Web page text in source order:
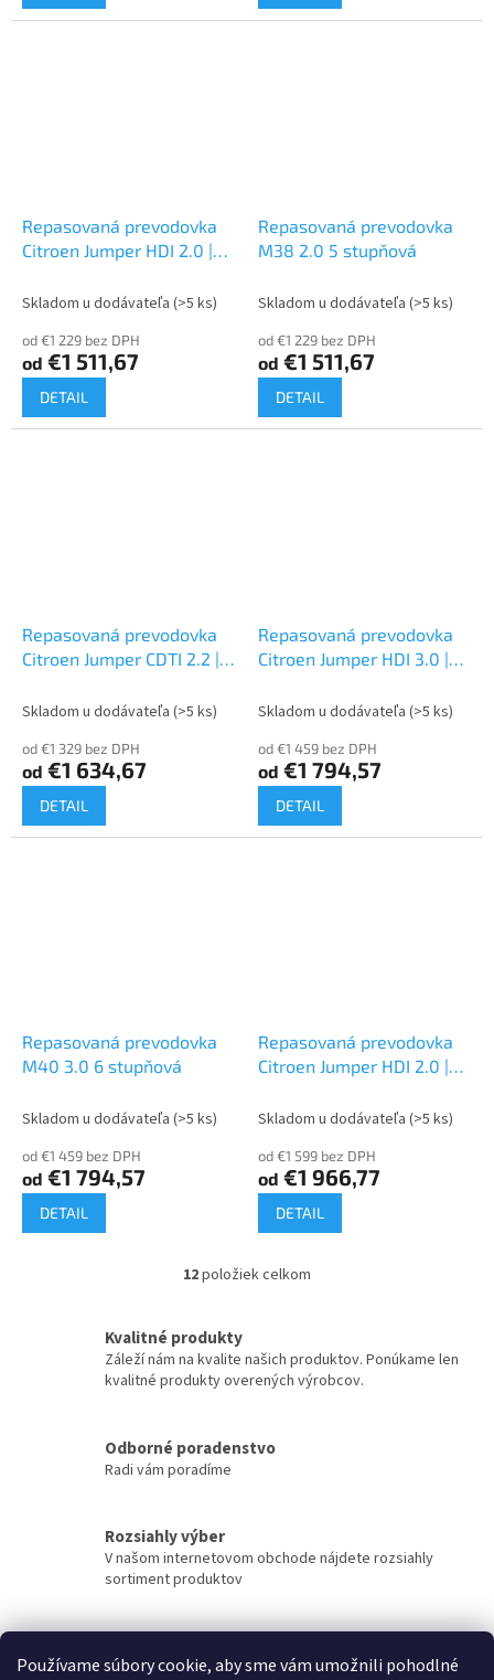
Používame súbory cookie, aby sme vám umožnili pohodlné
Repasovaná prevodovka
Citroen Jumper HDI 2.0 |
Skladom u dodávateľa (>5 ks)
od €1 229 bez DPH
od €1 511,67
DETAIL
Repasovaná prevodovka
M38 2.0 5 stupňová
Skladom u dodávateľa (>5 ks)
od €1 229 bez DPH
od €1 511,67
DETAIL
Repasovaná prevodovka
Citroen Jumper CDTI 2.2 |
Skladom u dodávateľa (>5 ks)
od €1 329 bez DPH
od €1 634,67
DETAIL
Repasovaná prevodovka
Citroen Jumper HDI 3.0 |
Skladom u dodávateľa (>5 ks)
od €1 459 bez DPH
od €1 794,57
DETAIL
Repasovaná prevodovka
M40 3.0 6 stupňová
Skladom u dodávateľa (>5 ks)
od €1 459 bez DPH
od €1 794,57
DETAIL
Repasovaná prevodovka
Citroen Jumper HDI 2.0 |
Skladom u dodávateľa (>5 ks)
od €1 599 bez DPH
od €1 966,77
DETAIL
O
d
a
e
y
p
s
12položiek celkom
Kvalitné produkty
Záleží nám na kvalite našich produktov. Ponúkame len
kvalitné produkty overených výrobcov.
Odborné poradenstvo
Radi vám poradíme
Rozsiahly výber
V našom internetovom obchode nájdete rozsiahly
sortiment produktov
Tovar sa snažíme doručiť v najkratšom možnom čase.